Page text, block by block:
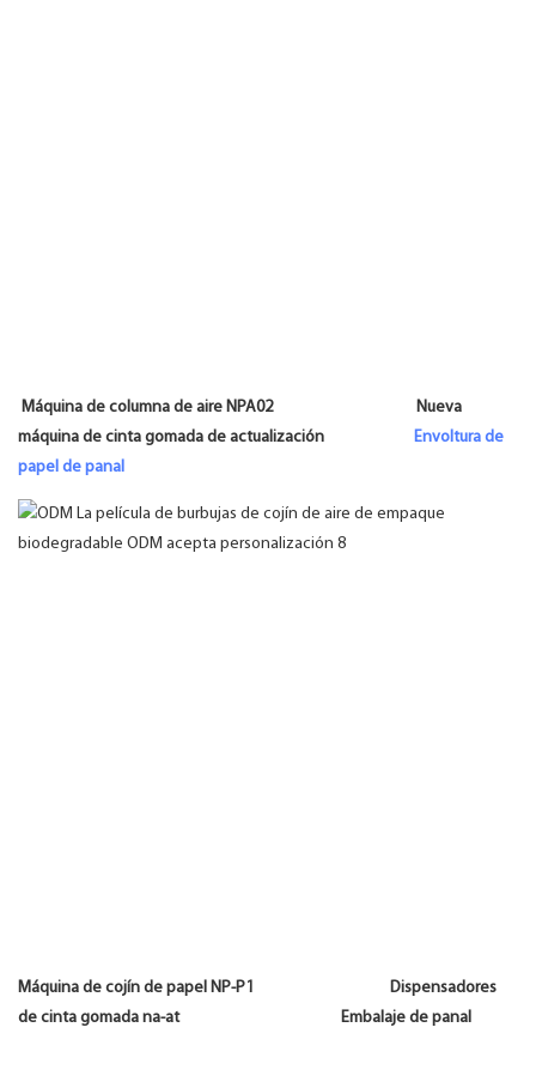
Máquina de columna de aire NPA02 Nueva
máquina de cinta gomada de actualización Envoltura de
papel de panal
Máquina de cojín de papel NP-P1 Dispensadores
de cinta gomada na-at Embalaje de panal